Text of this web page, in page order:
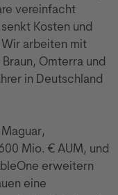
vereinfacht
Kosten und
arbeiten mit
Omterra und
in Deutschland
Mio. € AUM, und
erweitern
eine